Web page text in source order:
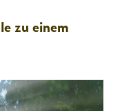
zu einem